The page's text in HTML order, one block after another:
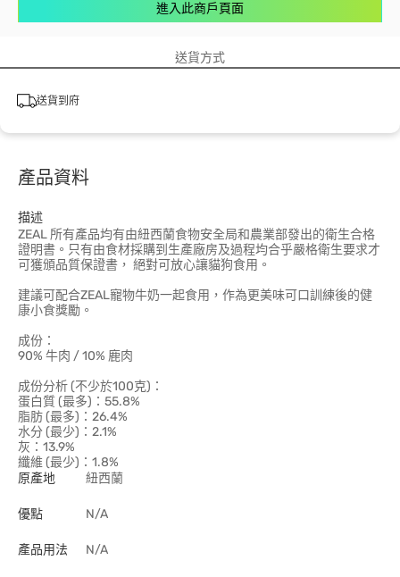
進入此商戶頁面
送貨方式
送貨到府
產品資料
描述
ZEAL 所有產品均有由紐西蘭食物安全局和農業部發出的衛生合格
證明書。只有由食材採購到生產廠房及過程均合乎嚴格衛生要求才
可獲頒品質保證書， 絕對可放心讓貓狗食用。
建議可配合ZEAL寵物牛奶一起食用，作為更美味可口訓練後的健
康小食獎勵。
成份：
90% 牛肉 / 10% 鹿肉
成份分析 (不少於100克)：
蛋白質 (最多)：55.8%
脂肪 (最多)：26.4%
水分 (最少)：2.1%
灰：13.9%
纖維 (最少)：1.8%
原產地
紐西蘭
優點 N/A
產品用法 N/A